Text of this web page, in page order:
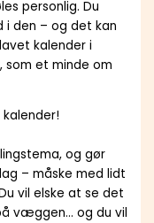
personlig. Du
den – og det kan
kalender i
et minde om
og gør
– måske med lidt
vil elske at se det
væggen… og du vil